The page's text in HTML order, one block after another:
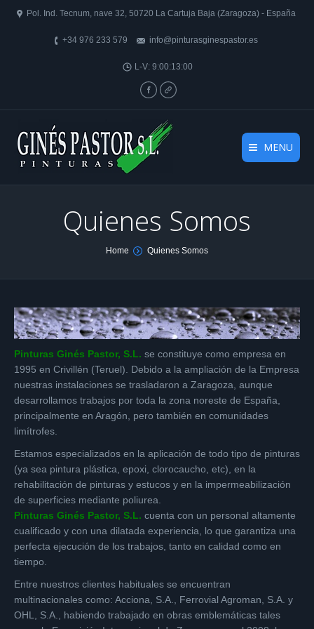
Pol. Ind. Tecnum, nave 32, 50720 La Cartuja Baja (Zaragoza) - España
+34 976 233 579 info@pinturasginespastor.es
L-V: 9:00:13:00
FacebookWebsite
MENU
Quienes Somos
Home Quienes Somos
Pinturas Ginés Pastor, S.L. se constituye como empresa en
1995 en Crivillén (Teruel). Debido a la ampliación de la Empresa
nuestras instalaciones se trasladaron a Zaragoza, aunque
desarrollamos trabajos por toda la zona noreste de España,
principalmente en Aragón, pero también en comunidades
limítrofes.
Estamos especializados en la aplicación de todo tipo de pinturas
(ya sea pintura plástica, epoxi, clorocaucho, etc), en la
rehabilitación de pinturas y estucos y en la impermeabilización
de superficies mediante poliurea.
Pinturas Ginés Pastor, S.L. cuenta con un personal altamente
cualificado y con una dilatada experiencia, lo que garantiza una
perfecta ejecución de los trabajos, tanto en calidad como en
tiempo.
Entre nuestros clientes habituales se encuentran
multinacionales como: Acciona, S.A., Ferrovial Agroman, S.A. y
OHL, S.A., habiendo trabajado en obras emblemáticas tales